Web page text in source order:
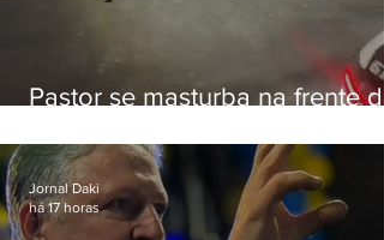
Pastor se masturba na frente de
Jornal Daki
há 17 horas